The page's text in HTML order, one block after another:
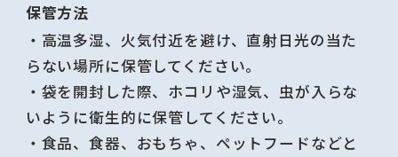
保管方法
・高温多湿、火気付近を避け、直射日光の当た
らない場所に保管してください。
・袋を開封した際、ホコリや湿気、虫が入らな
いように衛生的に保管してください。
・食品、食器、おもちゃ、ペットフードなどと